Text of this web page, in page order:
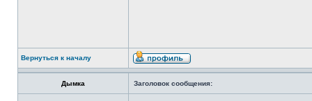
Вернуться к началу
Дымка Заголовок сообщения: